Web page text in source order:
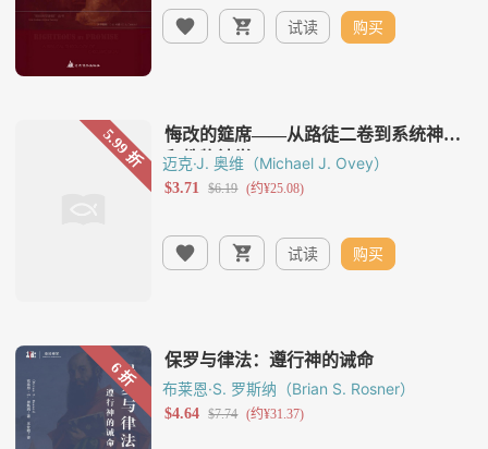
试读 购买
迈克·J. 奥维（Michael J. Ovey）
试读 购买
布莱恩·S. 罗斯纳（Brian S. Rosner）